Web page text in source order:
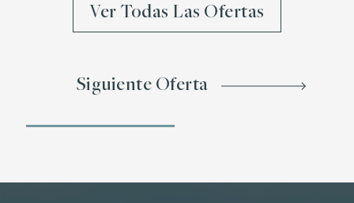
Ver Todas Las Ofertas
Siguiente Oferta